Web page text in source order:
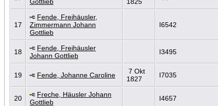
17
Fende, Freihäusler,
Zimmermann Johann
Gottlieb
I6542
18
Fende, Freihäusler
Johann Gottlieb
I3495
19 Fende, Johanne Caroline
7 Okt
1827
I7035
20
Freche, Häusler Johann
Gottlieb
I4657